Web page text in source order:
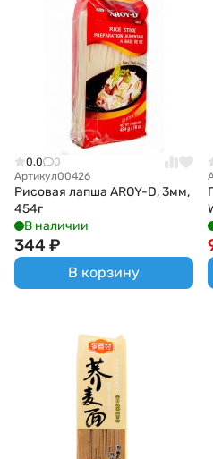
0.0
0
Артикул00426
Рисовая лапша AROY-D, 3мм,
454г
В наличии
344₽
В корзину